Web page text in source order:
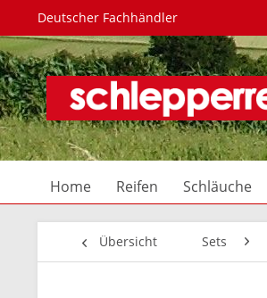
Deutscher Fachhändler
Home Reifen Schläuche
Übersicht Sets